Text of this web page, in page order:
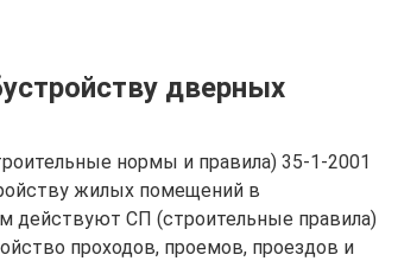
дверных
нормы и правила) 35-1-2001
жилых помещений в
действуют СП (строительные правила)
проходов, проемов, проездов и